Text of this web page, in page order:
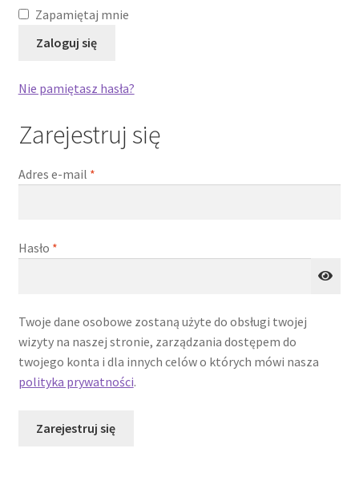
Zapamiętaj mnie
Zaloguj się
Nie pamiętasz hasła?
Zarejestruj się
Adres e-mail *Wymagane
Hasło *Wymagane
Twoje dane osobowe zostaną użyte do obsługi twojej
wizyty na naszej stronie, zarządzania dostępem do
twojego konta i dla innych celów o których mówi nasza
polityka prywatności.
Zarejestruj się